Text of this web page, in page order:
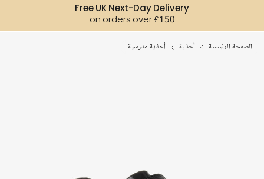
Free UK Next-Day Delivery
on orders over £150
الصفحة الرئيسية أحذية أحذية مدرسية